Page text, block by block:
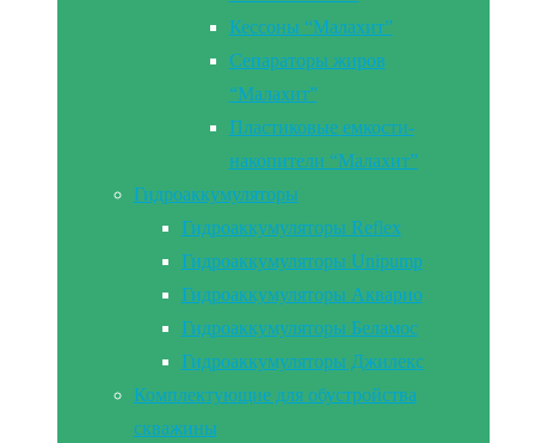
Кессоны “Малахит”
Сепараторы жиров
“Малахит”
Пластиковые емкости-
накопители “Малахит”
Гидроаккумуляторы
Гидроаккумуляторы Reflex
Гидроаккумуляторы Unipump
Гидроаккумуляторы Акварио
Гидроаккумуляторы Беламос
Гидроаккумуляторы Джилекс
Комплектующие для обустройства
скважины